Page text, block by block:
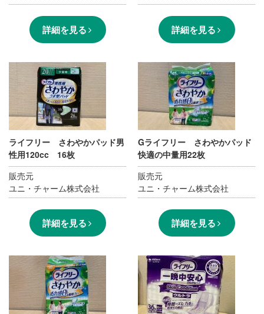
詳細を見る 詳細を見る
ライフリー さわやかパッド男
性用120cc 16枚
販売元
ユニ・チャーム株式会社
詳細を見る
Gライフリー さわやかパッド
快適の中量用22枚
販売元
ユニ・チャーム株式会社
詳細を見る